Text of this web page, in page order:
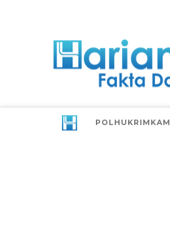
POLHUKRIMKAM